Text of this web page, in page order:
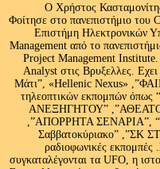
Ο Χρήστος
Φοίτησε στο πανεπιστήμιο του
Επιστήμη Ηλεκτρονικών
Management από το
Project Management Institute.
Analyst στις Βρυξελλες.
Μάτι”, «Hellenic Nexus»
τηλεοπτικών εκπομπών
ΑΝΕΞΗΓΗΤΟΥ”
,”ΑΠΟΡΡΗΤΑ ΣΕΝΑΡΙΑ”,
Σαββατοκύριακο” ,”ΣΚ
ραδιοφωνικές εκπομπές
συγκαταλέγονται τα UFO, η